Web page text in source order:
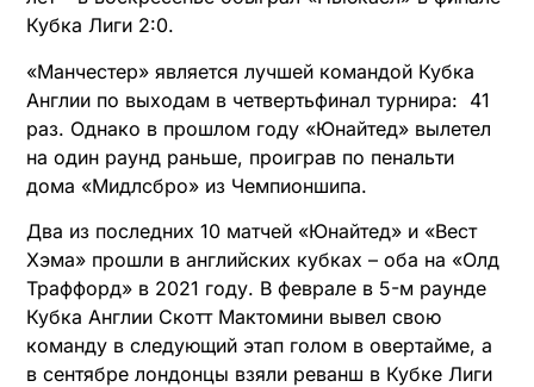
Кубка Лиги 2:0.
«Манчестер» является лучшей командой Кубка
Англии по выходам в четвертьфинал турнира: 41
раз. Однако в прошлом году «Юнайтед» вылетел
на один раунд раньше, проиграв по пенальти
дома «Мидлсбро» из Чемпионшипа.
Два из последних 10 матчей «Юнайтед» и «Вест
Хэма» прошли в английских кубках – оба на «Олд
Траффорд» в 2021 году. В феврале в 5-м раунде
Кубка Англии Скотт Мактомини вывел свою
команду в следующий этап голом в овертайме, а
в сентябре лондонцы взяли реванш в Кубке Лиги